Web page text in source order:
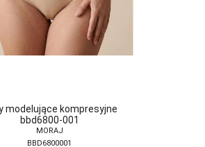
BE SNAZZY
BELLA SECRET
C3-SABANA
CANA
modelujące kompresyjne
bbd6800-001
MORAJ
BBD6800001